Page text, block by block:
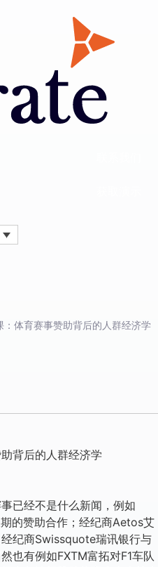
：体育赛事赞助背后的人群经济学
背后的人群经济学
已经不是什么新闻，例如
的赞助合作；经纪商Aetos艾
纪商Swissquote瑞讯银行与
也有例如FXTM富拓对F1车队